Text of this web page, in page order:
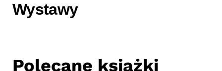
Wystawy
Polecane książki